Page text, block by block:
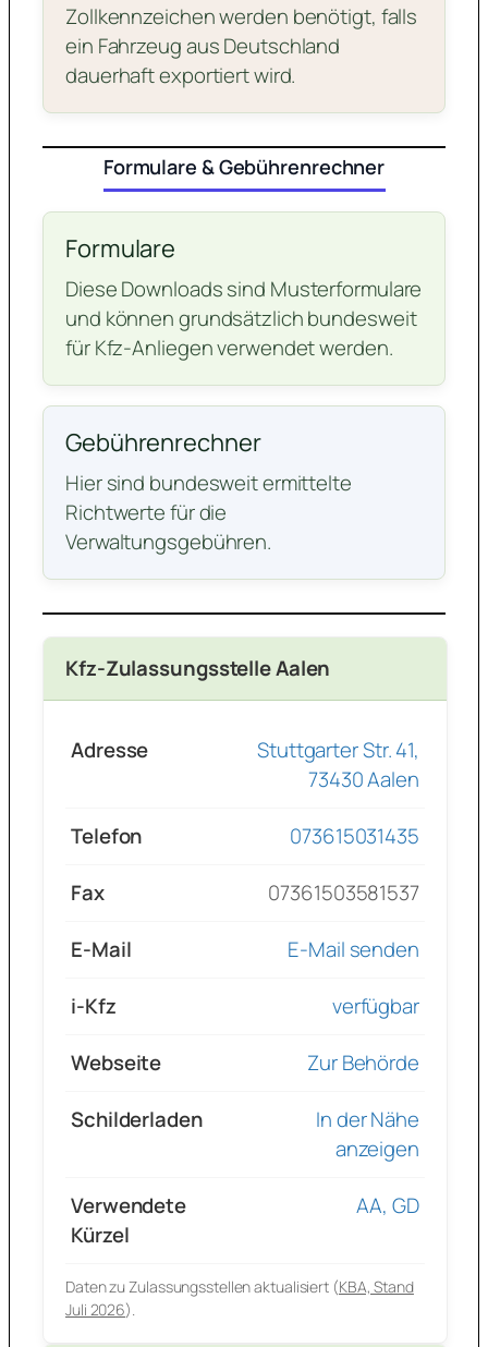
Zollkennzeichen werden benötigt, falls
ein Fahrzeug aus Deutschland
dauerhaft exportiert wird.
Formulare & Gebührenrechner
Formulare
Diese Downloads sind Musterformulare
und können grundsätzlich bundesweit
für Kfz-Anliegen verwendet werden.
Gebührenrechner
Hier sind bundesweit ermittelte
Richtwerte für die
Verwaltungsgebühren.
Kfz-Zulassungsstelle Aalen
Adresse
Stuttgarter Str. 41,
73430 Aalen
Telefon
073615031435
Fax
07361503581537
E-Mail
E-Mail senden
i-Kfz
verfügbar
Webseite
Zur Behörde
Schilderladen
In der Nähe
anzeigen
Verwendete
Kürzel
AA, GD
Daten zu Zulassungsstellen aktualisiert (KBA, Stand
Juli 2026).